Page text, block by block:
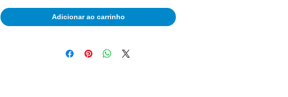
Adicionar ao carrinho